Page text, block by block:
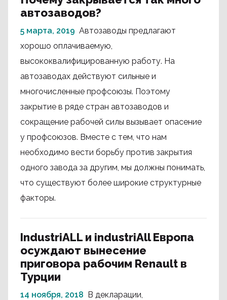
автозаводов?
5 марта, 2019 Автозаводы предлагают
хорошо оплачиваемую,
высококвалифицированную работу. На
автозаводах действуют сильные и
многочисленные профсоюзы. Поэтому
закрытие в ряде стран автозаводов и
сокращение рабочей силы вызывает опасение
у профсоюзов. Вместе с тем, что нам
необходимо вести борьбу против закрытия
одного завода за другим, мы должны понимать,
что существуют более широкие структурные
факторы.
IndustriALL и industriAll Европа
осуждают вынесение
приговора рабочим Renault в
Турции
14 ноября, 2018 В декларации,